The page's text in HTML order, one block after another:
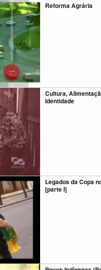
Reforma Agrária
Cultura,
Identidade
Legados da Copa
[parte I]